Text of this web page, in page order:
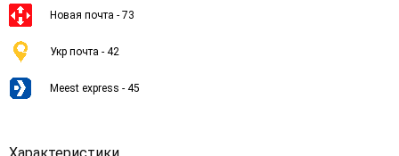
Новая почта - 73
Укр почта - 42
Meest express - 45